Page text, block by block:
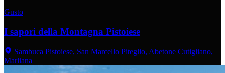
Gusto
I sapori della Montagna Pistoiese
Sambuca Pistoiese, San Marcello Piteglio, Abetone Cutigliano,
Marliana